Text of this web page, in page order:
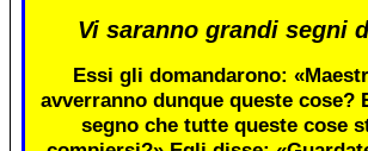
Vi saranno grandi segni
Essi gli domandarono:
avverranno dunque queste cose?
segno che tutte queste cose